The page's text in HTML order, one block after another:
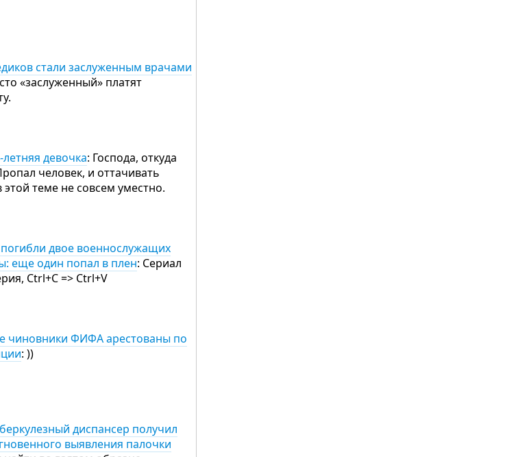
стали заслуженным врачами
«заслуженный» платят
девочка: Господа, откуда
человек, и оттачивать
теме не совсем уместно.
двое военнослужащих
еще один попал в плен: Сериал
Ctrl+C => Ctrl+V
чиновники ФИФА арестованы по
: ))
диспансер получил
выявления палочки